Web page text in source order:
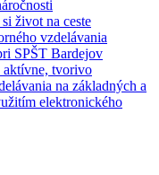
život na ceste
vzdelávania
SPŠT Bardejov
aktívne, tvorivo
na základných a
elektronického